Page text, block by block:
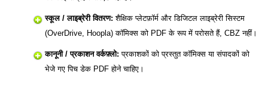
स्कूल / लाइब्रेरी वितरण: शैक्षिक प्लेटफ़ॉर्म और डिजिटल लाइब्रेरी सिस्टम
(OverDrive, Hoopla) कॉमिक्स को PDF के रूप में परोसते हैं, CBZ नहीं।
कानूनी / प्रकाशन वर्कफ़्लो: प्रकाशकों को प्रस्तुत कॉमिक्स या संपादकों को
भेजे गए पिच डेक PDF होने चाहिए।